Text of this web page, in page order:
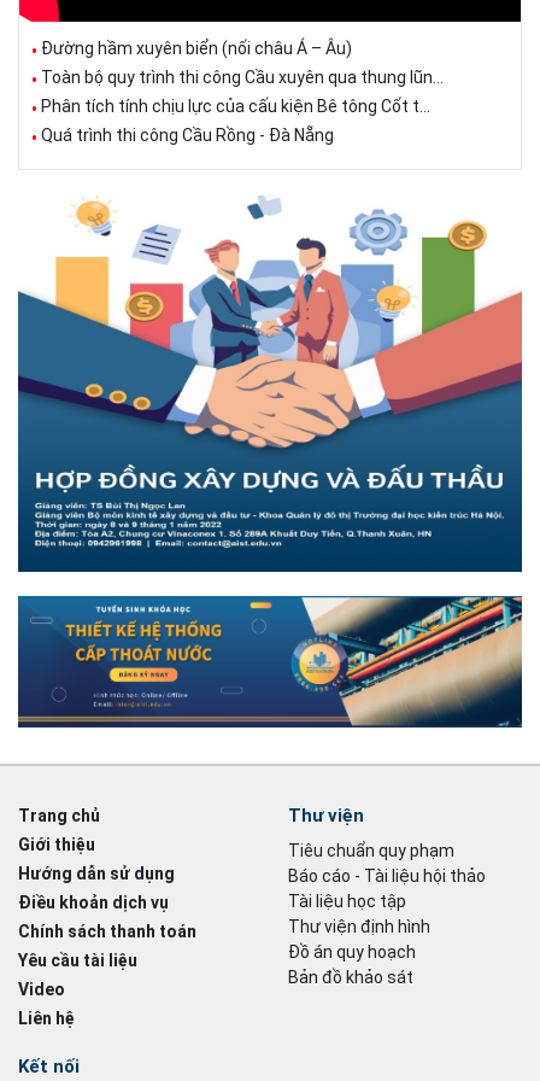
Đường hầm xuyên biển (nối châu Á – Âu)
Toàn bộ quy trình thi công Cầu xuyên qua thung lũn...
Phân tích tính chịu lực của cấu kiện Bê tông Cốt t...
Quá trình thi công Cầu Rồng - Đà Nẵng
Trang chủ
Giới thiệu
Hướng dẫn sử dụng
Điều khoản dịch vụ
Chính sách thanh toán
Yêu cầu tài liệu
Video
Liên hệ
Thư viện
Tiêu chuẩn quy phạm
Báo cáo - Tài liệu hội thảo
Tài liệu học tập
Thư viện định hình
Đồ án quy hoạch
Bản đồ khảo sát
Kết nối